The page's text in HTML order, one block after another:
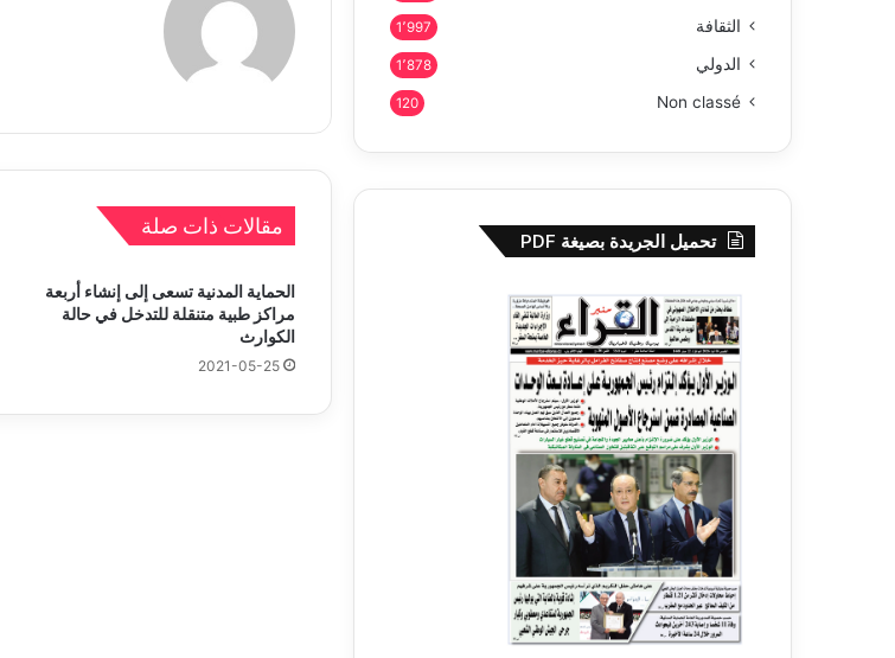
مقالات ذات صلة
الحماية المدنية تسعى إلى إنشاء أربعة
مراكز طبية متنقلة للتدخل في حالة
الكوارث
2021-05-25
الثقافة 1٬997
الدولي 1٬878
Non classé
120
تحميل الجريدة بصيغة PDF